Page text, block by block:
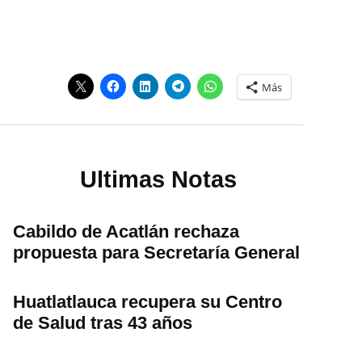
Más
Ultimas Notas
Cabildo de Acatlán rechaza
propuesta para Secretaría General
Huatlatlauca recupera su Centro
de Salud tras 43 años